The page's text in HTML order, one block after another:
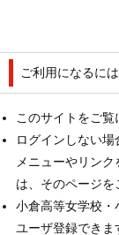
ご利用になるには
このサイトをご
ログインしない場
メニューやリン
は、そのページを
小倉高等女学校・
ユーザ登録できま